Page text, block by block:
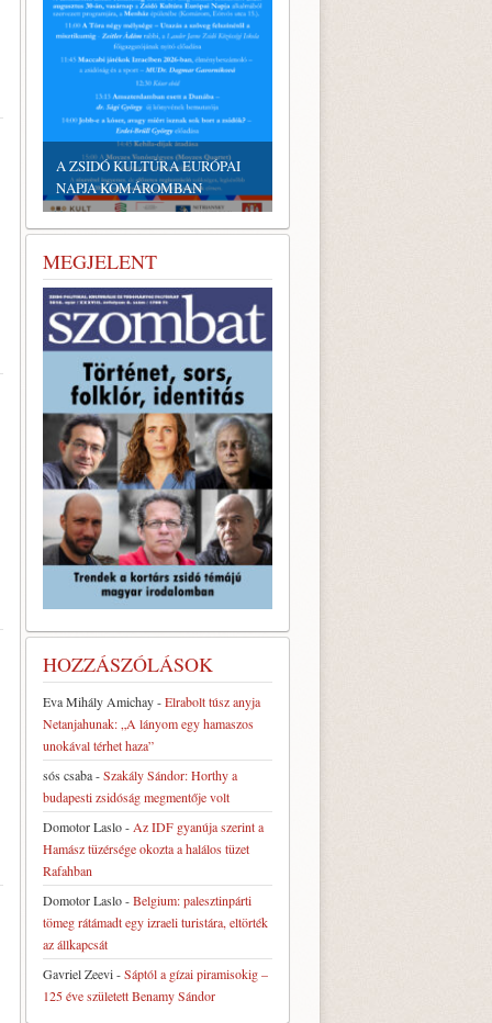
A ZSIDÓ KULTÚRA EURÓPAI
NAPJA KOMÁROMBAN
MEGJELENT
HOZZÁSZÓLÁSOK
Eva Mihály Amichay-Elrabolt túsz anyja
Netanjahunak: „A lányom egy hamaszos
unokával térhet haza”
sós csaba-Szakály Sándor: Horthy a
budapesti zsidóság megmentője volt
Domotor Laslo- Az IDF gyanúja szerint a
Hamász tüzérsége okozta a halálos tüzet
Rafahban
Domotor Laslo-Belgium: palesztinpárti
tömeg rátámadt egy izraeli turistára, eltörték
az állkapcsát
Gavriel Zeevi-Sáptól a gízai piramisokig –
125 éve született Benamy Sándor